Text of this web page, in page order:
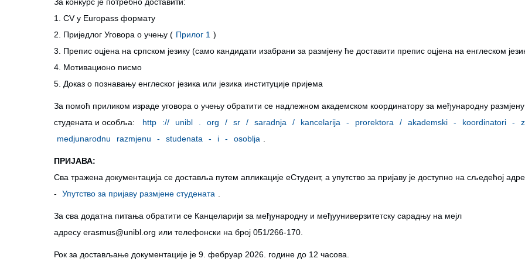
1. CV у Europass формату
2. Приједлог Уговора о учењу ( Прилог 1 )
3. Препис оцјена на српском језику (само кандидати изабрани за размјену ће доставити препис оцјена на енглеском
4. Мотивационо писмо
5. Доказ о познавању енглеског језика или језика институције пријема
За помоћ приликом израде уговора о учењу обратити се надлежном академском координатору за међународну размјену
студената и особља:
http :// unibl org / sr / saradnja / kancelarija - prorektora / akademski - koordinatori -
medjunarodnu
razmjenu - studenata - i - osoblja
ПРИЈАВА:
Сва тражена документација се доставља путем апликације еСтудент, а упутство за пријаву је доступно на сљедећој
-
Упутство за пријаву размјене студената
За сва додатна питања обратити се Канцеларији за међународну и међууниверзитетску сарадњу на мејл
адресу erasmus@unibl.org или телефонски на број 051/266-170.
Рок за достављање документације је 9. фебруар 2026. године до 12 часова.